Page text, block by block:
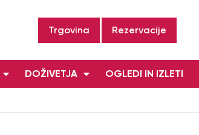
Trgovina Rezervacije
DOŽIVETJA OGLEDI IN IZLETI